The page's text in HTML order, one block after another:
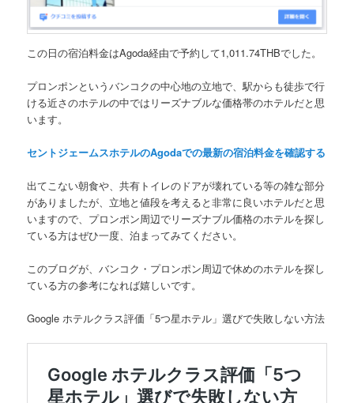
この日の宿泊料金はAgoda経由で予約して1,011.74THBでした。
プロンポンというバンコクの中心地の立地で、駅からも徒歩で行
ける近さのホテルの中ではリーズナブルな価格帯のホテルだと思
います。
セントジェームスホテルのAgodaでの最新の宿泊料金を確認する
出てこない朝食や、共有トイレのドアが壊れている等の雑な部分
がありましたが、立地と値段を考えると非常に良いホテルだと思
いますので、プロンポン周辺でリーズナブル価格のホテルを探し
ている方はぜひ一度、泊まってみてください。
このブログが、バンコク・プロンポン周辺で休めのホテルを探し
ている方の参考になれば嬉しいです。
Google ホテルクラス評価「5つ星ホテル」選びで失敗しない方法